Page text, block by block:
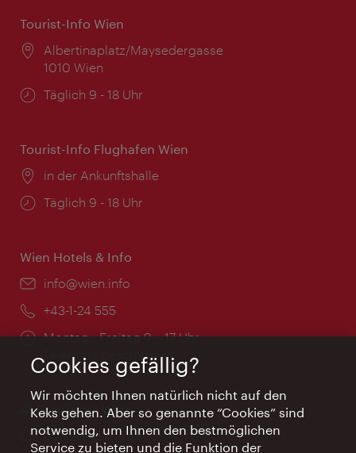
Tourist-Info Wien
Ort:
Albertinaplatz/Maysedergasse
1010 Wien
Öffnungszeiten:
Täglich 9 - 18 Uhr
Tourist-Info Flughafen Wien
Ort:
in der Ankunftshalle
Öffnungszeiten:
Täglich 9 - 18 Uhr
Wien Hotels & Info
Email:
info@wien.info
Telefon:
+43-1-24 555
Öffnungszeiten:
Montag - Freitag 9 – 17 Uhr
Feiertags geschlossen
AI Concierge Wien
Ort:
concierge.wien.info
Cookies gefällig?
Wir möchten Ihnen natürlich nicht auf den
Keks gehen. Aber so genannte “Cookies” sind
notwendig, um Ihnen den bestmöglichen
Service zu bieten und die Funktion der